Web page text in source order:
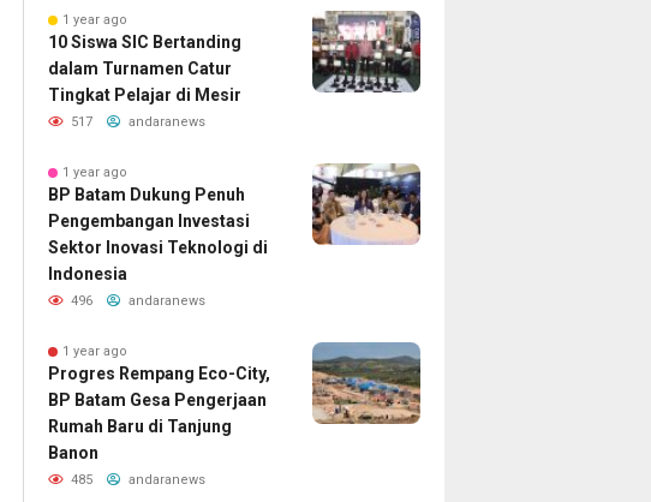
1 year ago
10 Siswa SIC Bertanding
dalam Turnamen Catur
Tingkat Pelajar di Mesir
517 andaranews
1 year ago
BP Batam Dukung Penuh
Pengembangan Investasi
Sektor Inovasi Teknologi di
Indonesia
496 andaranews
1 year ago
Progres Rempang Eco-City,
BP Batam Gesa Pengerjaan
Rumah Baru di Tanjung
Banon
485 andaranews